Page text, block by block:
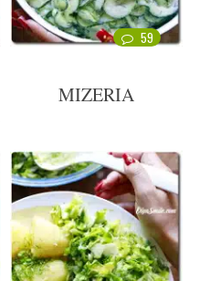
59
MIZERIA